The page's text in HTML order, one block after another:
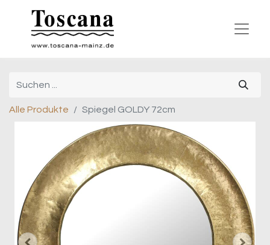
Alle Produkte Spiegel GOLDY 72cm